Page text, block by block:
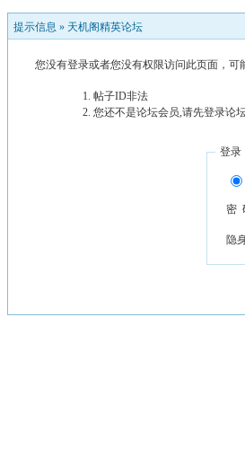
提示信息 » 天机阁精英论坛
您没有登录或者您没有权限访问此页面，可
帖子ID非法
您还不是论坛会员,请先登录论
登录
密
隐